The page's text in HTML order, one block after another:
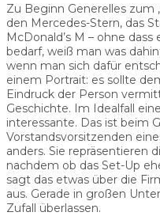
Zu Beginn Generelles zum
den Mercedes-Stern, das
McDonald’s M – ohne
bedarf, weiß man was
wenn man sich dafür
einem Portrait: es sollte
Eindruck der Person
Geschichte. Im Idealfall
interessante. Das ist beim
Vorstandsvorsitzenden
anders. Sie repräsentieren
nachdem ob das Set-Up
sagt das etwas über die
aus. Gerade in großen
Zufall überlassen.